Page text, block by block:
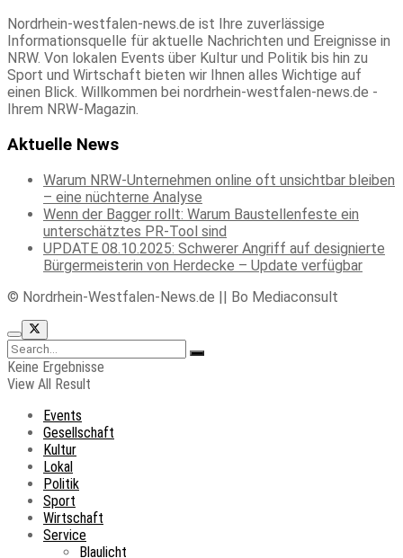
Nordrhein-westfalen-news.de ist Ihre zuverlässige
Informationsquelle für aktuelle Nachrichten und Ereignisse in
NRW. Von lokalen Events über Kultur und Politik bis hin zu
Sport und Wirtschaft bieten wir Ihnen alles Wichtige auf
einen Blick. Willkommen bei nordrhein-westfalen-news.de -
Ihrem NRW-Magazin.
Aktuelle News
Warum NRW-Unternehmen online oft unsichtbar bleiben
– eine nüchterne Analyse
Wenn der Bagger rollt: Warum Baustellenfeste ein
unterschätztes PR-Tool sind
UPDATE 08.10.2025: Schwerer Angriff auf designierte
Bürgermeisterin von Herdecke – Update verfügbar
© Nordrhein-Westfalen-News.de || Bo Mediaconsult
Keine Ergebnisse
View All Result
Events
Gesellschaft
Kultur
Lokal
Politik
Sport
Wirtschaft
Service
Blaulicht